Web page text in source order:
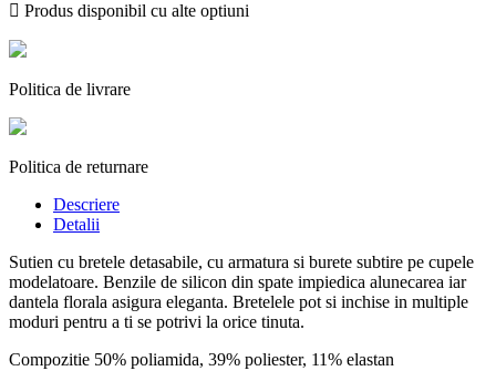
 Produs disponibil cu alte optiuni
Politica de livrare
Politica de returnare
Descriere
Detalii
Sutien cu bretele detasabile, cu armatura si burete subtire pe cupele
modelatoare. Benzile de silicon din spate impiedica alunecarea iar
dantela florala asigura eleganta. Bretelele pot si inchise in multiple
moduri pentru a ti se potrivi la orice tinuta.
Compozitie 50% poliamida, 39% poliester, 11% elastan